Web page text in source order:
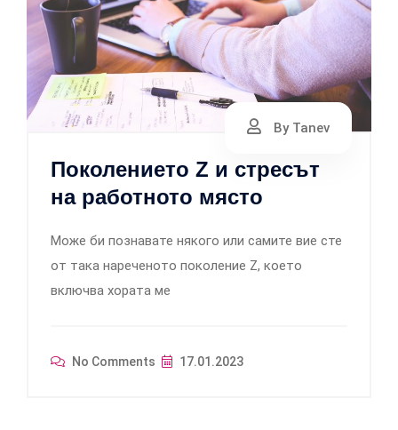
By Tanev
Поколението Z и стресът
на работното място
Може би познавате някого или самите вие сте
от така нареченото поколение Z, което
включва хората ме
No Comments 17.01.2023